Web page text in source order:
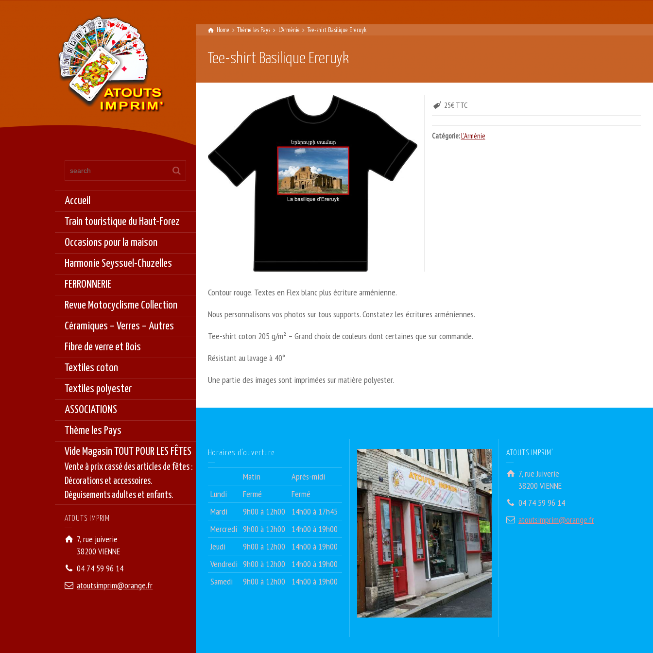
Accueil
Train touristique du Haut-Forez
Occasions pour la maison
Harmonie Seyssuel-Chuzelles
FERRONNERIE
Revue Motocyclisme Collection
Céramiques – Verres – Autres
Fibre de verre et Bois
Textiles coton
Textiles polyester
ASSOCIATIONS
Thème les Pays
Vide Magasin TOUT POUR LES FÊTES
Vente à prix cassé des articles de fêtes :
Décorations et accessoires.
Déguisements adultes et enfants.
ATOUTS IMPRIM
7, rue juiverie
38200 VIENNE
04 74 59 96 14
atoutsimprim@orange.fr
Home Thème les Pays L'Arménie Tee-shirt Basilique Ereruyk
Tee-shirt Basilique Ereruyk
25€ TTC
Catégorie:L'Arménie
Contour rouge. Textes en Flex blanc plus écriture arménienne.
Nous personnalisons vos photos sur tous supports. Constatez les écritures arméniennes.
Tee-shirt coton 205 g/m² – Grand choix de couleurs dont certaines que sur commande.
Résistant au lavage à 40°
Une partie des images sont imprimées sur matière polyester.
Horaires d’ouverture
Matin
Après-midi
Lundi
Fermé
Fermé
Mardi
9h00 à 12h00
14h00 à 17h45
Mercredi 9h00 à 12h00
14h00 à 19h00
Jeudi
9h00 à 12h00
14h00 à 19h00
Vendredi 9h00 à 12h00
14h00 à 19h00
Samedi
9h00 à 12h00 14h00 à 19h00
ATOUTS IMPRIM’
7, rue Juiverie
38200 VIENNE
04 74 59 96 14
atoutsimprim@orange.fr